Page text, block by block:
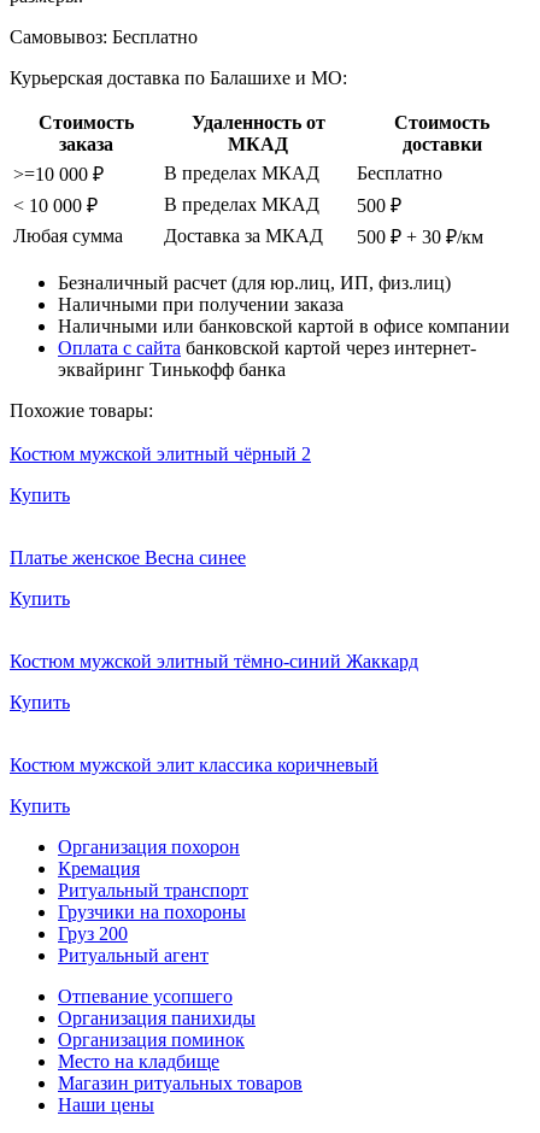
Самовывоз: Бесплатно
Курьерская доставка по Балашихе и МО:
Стоимость
заказа
Удаленность от
МКАД
Стоимость
доставки
>=10 000 ₽
В пределах МКАД
Бесплатно
< 10 000 ₽
В пределах МКАД
500 ₽
Любая сумма
Доставка за МКАД 500 ₽ + 30 ₽/км
Безналичный расчет (для юр.лиц, ИП, физ.лиц)
Наличными при получении заказа
Наличными или банковской картой в офисе компании
Оплата с сайта банковской картой через интернет-
эквайринг Тинькофф банка
Похожие товары:
Костюм мужской элитный чёрный 2
Купить
Платье женское Весна синее
Купить
Костюм мужской элитный тёмно-синий Жаккард
Купить
Костюм мужской элит классика коричневый
Купить
Организация похорон
Кремация
Ритуальный транспорт
Грузчики на похороны
Груз 200
Ритуальный агент
Отпевание усопшего
Организация панихиды
Организация поминок
Место на кладбище
Магазин ритуальных товаров
Наши цены